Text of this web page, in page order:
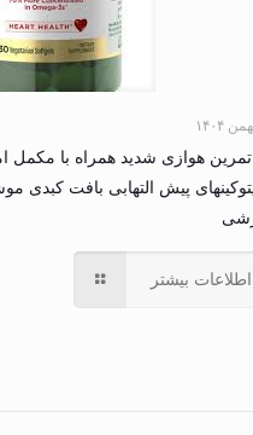
پیش التهابی بافت کبدی
اطلاعات بیشتر